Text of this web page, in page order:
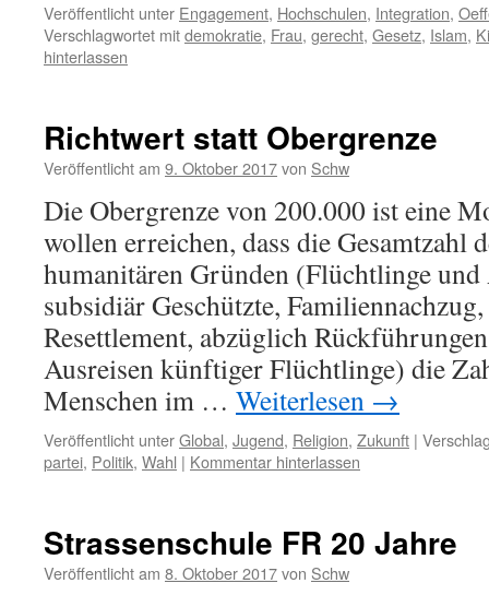
Veröffentlicht unter Engagement, Hochschulen, Integration,
Verschlagwortet mitdemokratie, Frau, gerecht, Gesetz, Islam,
hinterlassen
Richtwert statt Obergrenze
Veröffentlicht am 9. Oktober 2017von Schw
Die Obergrenze von 200.000 ist eine
wollen erreichen, dass die Gesamtzahl
humanitären Gründen (Flüchtlinge und
subsidiär Geschützte,
Resettlement, abzüglich
Ausreisen künftiger Flüchtlinge) die
Menschen im … Weiterlesen →
Veröffentlicht unterGlobal, Jugend, Religion, Zukunft |
partei, Politik, Wahl | Kommentar hinterlassen
Strassenschule FR 20 Jahre
Veröffentlicht am 8. Oktober 2017von Schw